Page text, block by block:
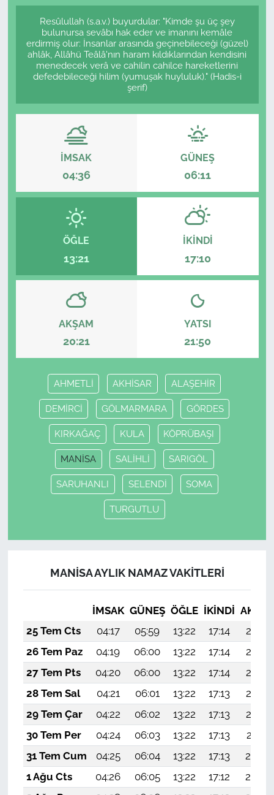
Resûlullah (s.a.v.) buyurdular: "Kimde şu üç şey
bulunursa sevâbı hak eder ve imanını kemâle
erdirmiş olur: İnsanlar arasında geçinebileceği (güzel)
ahlâk, Allâhü Teâlâ'nın haram kıldıklarından kendisini
menedecek verâ ve cahilin cahilce hareketlerini
defedebileceği hilim (yumuşak huyluluk)." (Hadis-i
şerif)
İMSAK
04:36
GÜNEŞ
06:11
ÖĞLE
13:21
İKINDI
17:10
AKŞAM
20:21
YATSI
21:50
AHMETLİ AKHİSAR ALAŞEHİR
DEMİRCİ GÖLMARMARA GÖRDES
KIRKAĞAÇ KULA KÖPRÜBAŞI
MANİSA SALİHLİ SARIGÖL
SARUHANLI SELENDİ SOMA
TURGUTLU
MANİSA AYLIK NAMAZ VAKITLERI
İMSAK GÜNEŞ ÖĞLE İKINDI
25 Tem Cts
04:17 05:59 13:22 17:14
20:35
26 Tem Paz
04:19 06:00 13:22 17:14
20:34
27 Tem Pts
04:20 06:00 13:22 17:14
20:33
28 Tem Sal
04:21 06:01 13:22 17:13
20:33
29 Tem Çar
04:22 06:02 13:22 17:13
20:32
30 Tem Per
04:24 06:03 13:22 17:13
20:31
31 Tem Cum
04:25 06:04 13:22 17:13
20:30
1 Ağu Cts
04:26 06:05 13:22 17:12
20:29